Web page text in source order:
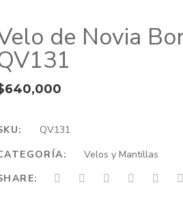
de Novia
640,000
QV131
Velos y Mantillas